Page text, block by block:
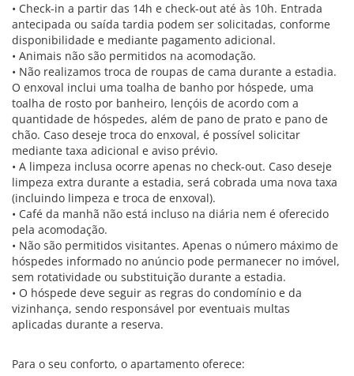
• Check-in a partir das 14h e check-out até às 10h. Entrada
antecipada ou saída tardia podem ser solicitadas, conforme
disponibilidade e mediante pagamento adicional.
• Animais não são permitidos na acomodação.
• Não realizamos troca de roupas de cama durante a estadia.
O enxoval inclui uma toalha de banho por hóspede, uma
toalha de rosto por banheiro, lençóis de acordo com a
quantidade de hóspedes, além de pano de prato e pano de
chão. Caso deseje troca do enxoval, é possível solicitar
mediante taxa adicional e aviso prévio.
• A limpeza inclusa ocorre apenas no check-out. Caso deseje
limpeza extra durante a estadia, será cobrada uma nova taxa
(incluindo limpeza e troca de enxoval).
• Café da manhã não está incluso na diária nem é oferecido
pela acomodação.
• Não são permitidos visitantes. Apenas o número máximo de
hóspedes informado no anúncio pode permanecer no imóvel,
sem rotatividade ou substituição durante a estadia.
• O hóspede deve seguir as regras do condomínio e da
vizinhança, sendo responsável por eventuais multas
aplicadas durante a reserva.
Para o seu conforto, o apartamento oferece: